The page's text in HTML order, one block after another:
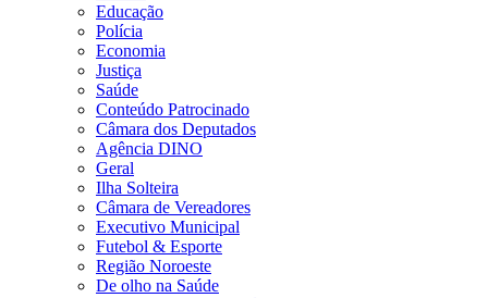
Educação
Polícia
Economia
Justiça
Saúde
Conteúdo Patrocinado
Câmara dos Deputados
Agência DINO
Geral
Ilha Solteira
Câmara de Vereadores
Executivo Municipal
Futebol & Esporte
Região Noroeste
De olho na Saúde